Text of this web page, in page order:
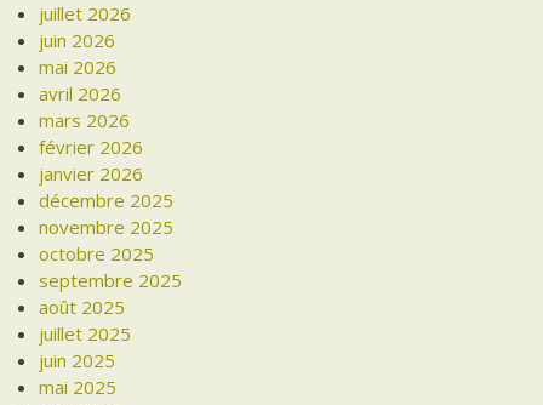
juillet 2026
juin 2026
mai 2026
avril 2026
mars 2026
février 2026
janvier 2026
décembre 2025
novembre 2025
octobre 2025
septembre 2025
août 2025
juillet 2025
juin 2025
mai 2025